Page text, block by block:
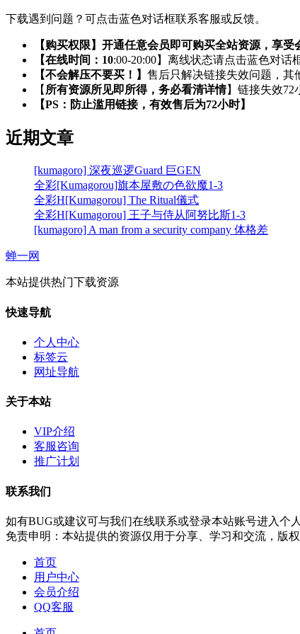
下载遇到问题？可点击蓝色对话框联系客服或反馈。
【购买权限】开通任意会员即可购买全站资源，享
【在线时间：10:00-20:00】离线状态请点击蓝色对话
【不会解压不要买！】 售后只解决链接失效问题，其
【 所有资源所见即所得，务必看清详情】链接失效72
【PS：防止滥用链接，有效售后为72小时】
近期文章
[kumagoro] 深夜巡逻Guard 巨GEN
全彩[Kumagorou]旗本屋敷の色欲魔1-3
全彩H[Kumagorou] The Ritual儀式
全彩H[Kumagorou] 王子与侍从阿努比斯1-3
[kumagoro] A man from a security company 体格差
蝉一网
本站提供热门下载资源
快速导航
个人中心
标签云
网址导航
关于本站
VIP介绍
客服咨询
推广计划
联系我们
如有BUG或建议可与我们在线联系或登录本站账号进入个
免责申明：本站提供的资源仅用于分享、学习和交流，版
首页
用户中心
会员介绍
QQ客服